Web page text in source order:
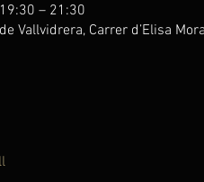
– 21:30
Vallvidrera, Carrer d’Elisa